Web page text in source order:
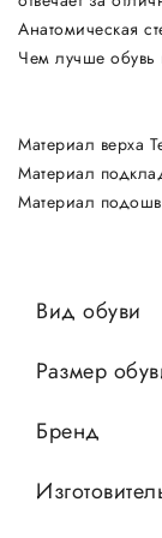
Анатомическая
Чем лучше обувь
Материал верха
Материал
Материал
Вид обуви
Размер
Бренд